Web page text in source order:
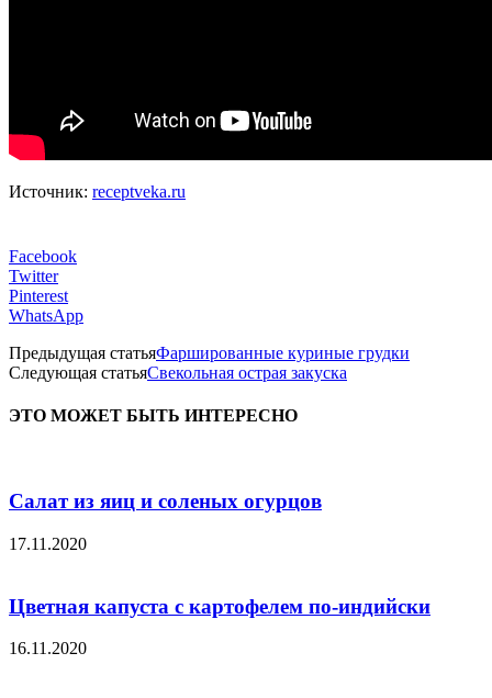
Источник: receptveka.ru
Facebook
Twitter
Pinterest
WhatsApp
Предыдущая статьяФаршированные куриные грудки
Следующая статьяСвекольная острая закуска
ЭТО МОЖЕТ БЫТЬ ИНТЕРЕСНО
Салат из яиц и соленых огурцов
17.11.2020
Цветная капуста с картофелем по-индийски
16.11.2020